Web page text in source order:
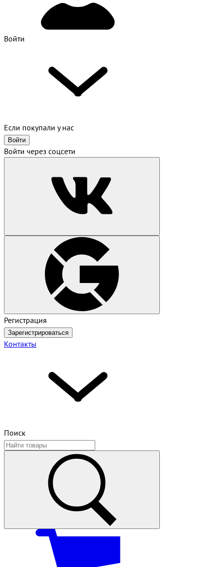
Войти
Если покупали у нас
Войти
Войти через соцсети
Регистрация
Зарегистрироваться
Контакты
Поиск